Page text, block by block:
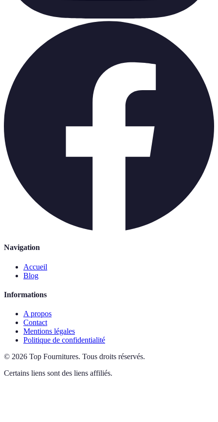
Navigation
Accueil
Blog
Informations
A propos
Contact
Mentions légales
Politique de confidentialité
© 2026 Top Fournitures. Tous droits réservés.
Certains liens sont des liens affiliés.